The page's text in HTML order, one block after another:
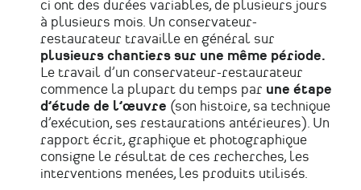
ci ont des durées variables, de plusieurs jours
à plusieurs mois. Un conservateur-
restaurateur travaille en général sur
plusieurs chantiers sur une même période.
Le travail d’un conservateur-restaurateur
commence la plupart du temps par une étape
d’étude de l’œuvre (son histoire, sa technique
d’exécution, ses restaurations antérieures). Un
rapport écrit, graphique et photographique
consigne le résultat de ces recherches, les
interventions menées, les produits utilisés.